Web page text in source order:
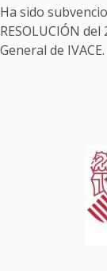
Ha sido
RESOLUCIÓN
General de IVACE.